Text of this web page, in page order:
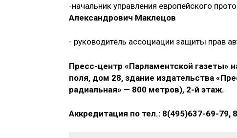
-начальник управления европейского
Александрович Маклецов
- руководитель ассоциации защиты прав
Пресс-центр «Парламентской газеты»
поля, дом 28, здание издательства
радиальная» — 800 метров), 2-й этаж.
Аккредитация по тел.: 8(495)637-69-79,